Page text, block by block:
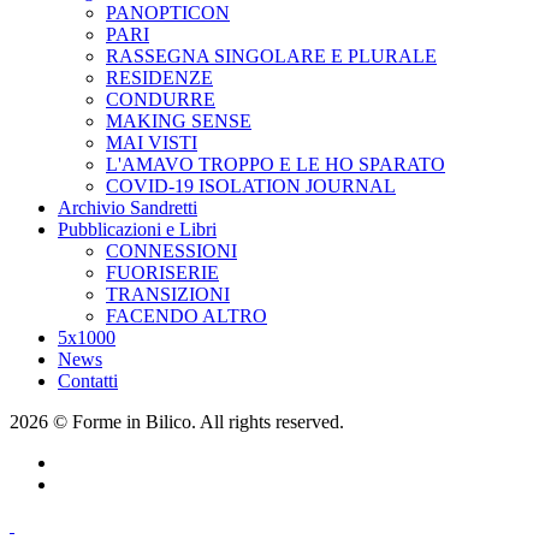
PANOPTICON
PARI
RASSEGNA SINGOLARE E PLURALE
RESIDENZE
CONDURRE
MAKING SENSE
MAI VISTI
L'AMAVO TROPPO E LE HO SPARATO
COVID-19 ISOLATION JOURNAL
Archivio Sandretti
Pubblicazioni e Libri
CONNESSIONI
FUORISERIE
TRANSIZIONI
FACENDO ALTRO
5x1000
News
Contatti
2026 © Forme in Bilico. All rights reserved.